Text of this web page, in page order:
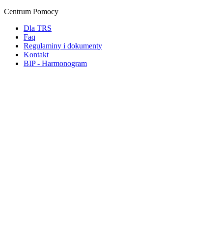
Centrum Pomocy
Dla TRS
Faq
Regulaminy i dokumenty
Kontakt
BIP - Harmonogram